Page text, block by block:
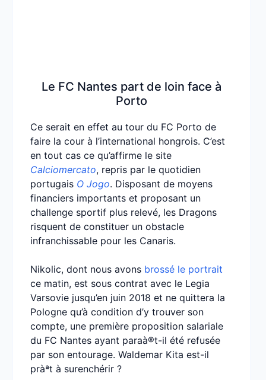
Le FC Nantes part de loin face à
Porto
Ce serait en effet au tour du FC Porto de
faire la cour à l’international hongrois. C’est
en tout cas ce qu’affirme le site
Calciomercato, repris par le quotidien
portugais O Jogo. Disposant de moyens
financiers importants et proposant un
challenge sportif plus relevé, les Dragons
risquent de constituer un obstacle
infranchissable pour les Canaris.
Nikolic, dont nous avons brossé le portrait
ce matin, est sous contrat avec le Legia
Varsovie jusqu’en juin 2018 et ne quittera la
Pologne qu’à condition d’y trouver son
compte, une première proposition salariale
du FC Nantes ayant paraà®t-il été refusée
par son entourage. Waldemar Kita est-il
pràªt à surenchérir ?